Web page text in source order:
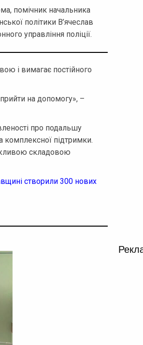
помічник начальника
політики В’ячеслав
управління поліції.
і вимагає постійного
на допомогу», –
про подальшу
комплексної підтримки.
складовою
створили 300 нових